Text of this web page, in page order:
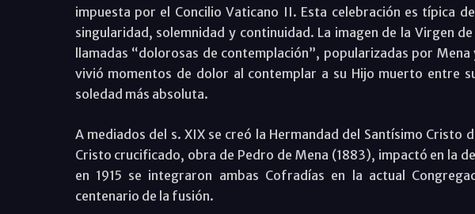
impuesta por el Concilio Vaticano II. Esta celebración es típica
singularidad, solemnidad y continuidad. La imagen de la Virgen
llamadas “dolorosas de contemplación”, popularizadas por
vivió momentos de dolor al contemplar a su Hijo muerto entre
soledad más absoluta.
A mediados del s. XIX se creó la Hermandad del Santísimo Cristo
Cristo crucificado, obra de Pedro de Mena (1883), impactó en la
en 1915 se integraron ambas Cofradías en la actual
centenario de la fusión.